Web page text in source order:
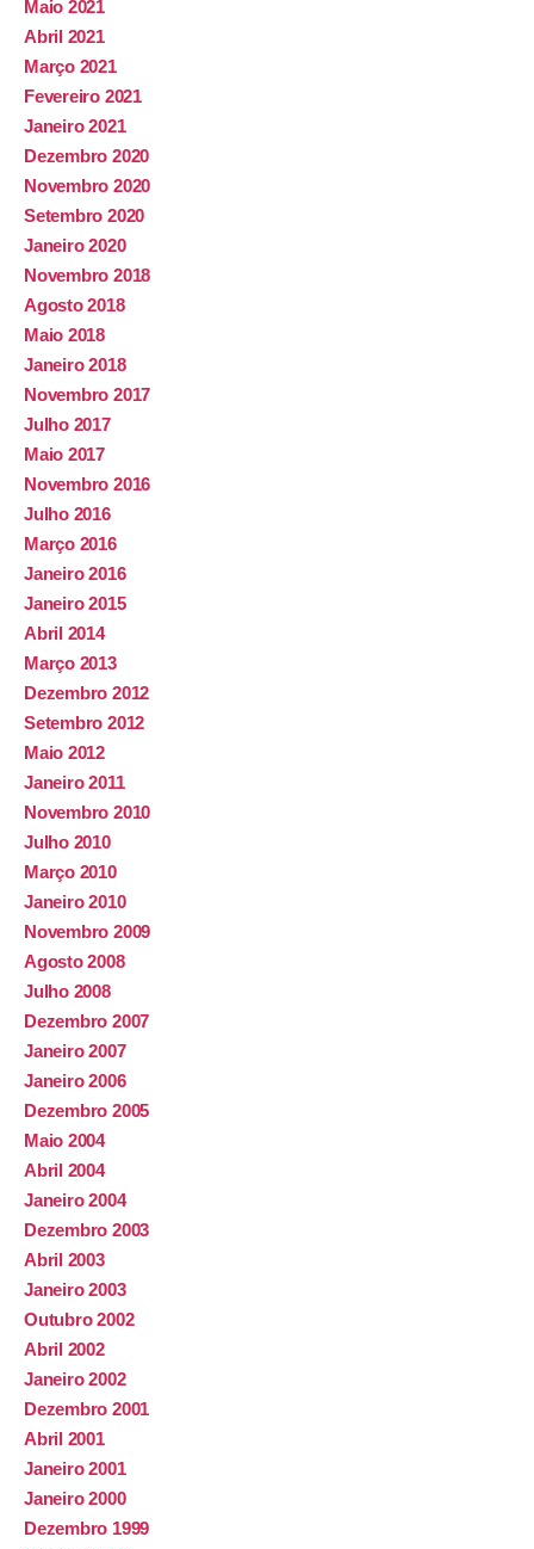
Maio 2021
Abril 2021
Março 2021
Fevereiro 2021
Janeiro 2021
Dezembro 2020
Novembro 2020
Setembro 2020
Janeiro 2020
Novembro 2018
Agosto 2018
Maio 2018
Janeiro 2018
Novembro 2017
Julho 2017
Maio 2017
Novembro 2016
Julho 2016
Março 2016
Janeiro 2016
Janeiro 2015
Abril 2014
Março 2013
Dezembro 2012
Setembro 2012
Maio 2012
Janeiro 2011
Novembro 2010
Julho 2010
Março 2010
Janeiro 2010
Novembro 2009
Agosto 2008
Julho 2008
Dezembro 2007
Janeiro 2007
Janeiro 2006
Dezembro 2005
Maio 2004
Abril 2004
Janeiro 2004
Dezembro 2003
Abril 2003
Janeiro 2003
Outubro 2002
Abril 2002
Janeiro 2002
Dezembro 2001
Abril 2001
Janeiro 2001
Janeiro 2000
Dezembro 1999